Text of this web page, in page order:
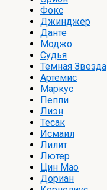
Фокс
Джинджер
Данте
Моджо
Судья
Темная Звезда
Артемис
Маркус
Пеппи
Лиэн
Тесак
Исмаил
Лилит
Лютер
Цин Мао
Дориан